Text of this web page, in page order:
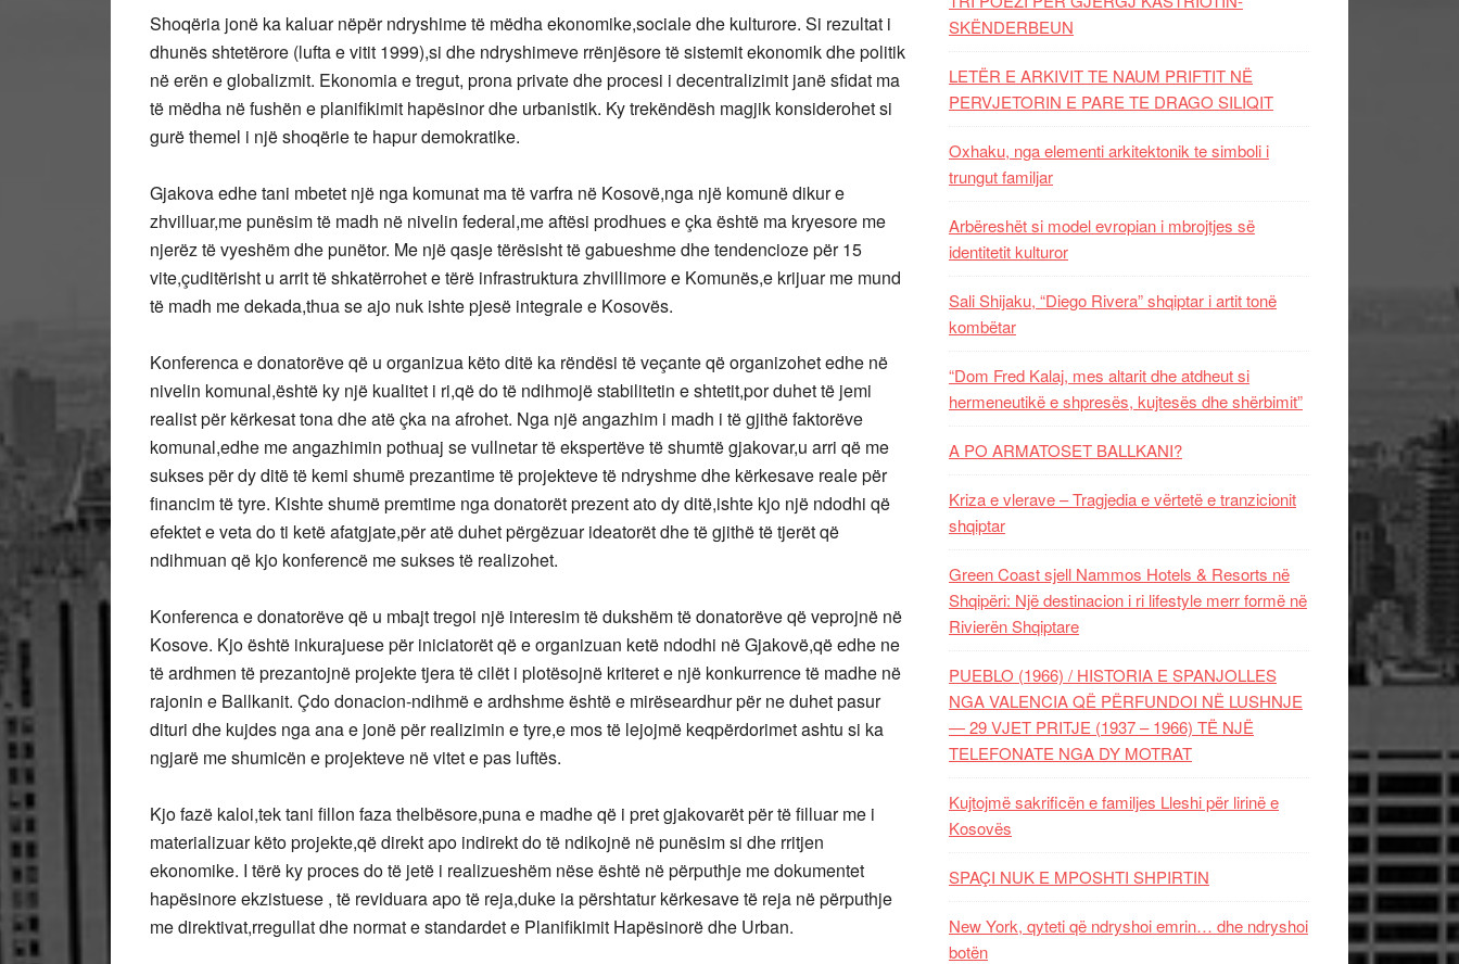
Shoqëria jonë ka kaluar nëpër ndryshime të mëdha ekonomike,sociale dhe kulturore. Si rezultat i
dhunës shtetërore (lufta e vitit 1999),si dhe ndryshimeve rrënjësore të sistemit ekonomik dhe politik
në erën e globalizmit. Ekonomia e tregut, prona private dhe procesi i decentralizimit janë sfidat ma
të mëdha në fushën e planifikimit hapësinor dhe urbanistik. Ky trekëndësh magjik konsiderohet si
gurë themel i një shoqërie te hapur demokratike.
Gjakova edhe tani mbetet një nga komunat ma të varfra në Kosovë,nga një komunë dikur e
zhvilluar,me punësim të madh në nivelin federal,me aftësi prodhues e çka është ma kryesore me
njerëz të vyeshëm dhe punëtor. Me një qasje tërësisht të gabueshme dhe tendencioze për 15
vite,çuditërisht u arrit të shkatërrohet e tërë infrastruktura zhvillimore e Komunës,e krijuar me mund
të madh me dekada,thua se ajo nuk ishte pjesë integrale e Kosovës.
Konferenca e donatorëve që u organizua këto ditë ka rëndësi të veçante që organizohet edhe në
nivelin komunal,është ky një kualitet i ri,që do të ndihmojë stabilitetin e shtetit,por duhet të jemi
realist për kërkesat tona dhe atë çka na afrohet. Nga një angazhim i madh i të gjithë faktorëve
komunal,edhe me angazhimin pothuaj se vullnetar të ekspertëve të shumtë gjakovar,u arri që me
sukses për dy ditë të kemi shumë prezantime të projekteve të ndryshme dhe kërkesave reale për
financim të tyre. Kishte shumë premtime nga donatorët prezent ato dy ditë,ishte kjo një ndodhi që
efektet e veta do ti ketë afatgjate,për atë duhet përgëzuar ideatorët dhe të gjithë të tjerët që
ndihmuan që kjo konferencë me sukses të realizohet.
Konferenca e donatorëve që u mbajt tregoi një interesim të dukshëm të donatorëve që veprojnë në
Kosove. Kjo është inkurajuese për iniciatorët që e organizuan ketë ndodhi në Gjakovë,që edhe ne
të ardhmen të prezantojnë projekte tjera të cilët i plotësojnë kriteret e një konkurrence të madhe në
rajonin e Ballkanit. Çdo donacion-ndihmë e ardhshme është e mirëseardhur për ne duhet pasur
dituri dhe kujdes nga ana e jonë për realizimin e tyre,e mos të lejojmë keqpërdorimet ashtu si ka
ngjarë me shumicën e projekteve në vitet e pas luftës.
Kjo fazë kaloi,tek tani fillon faza thelbësore,puna e madhe që i pret gjakovarët për të filluar me i
materializuar këto projekte,që direkt apo indirekt do të ndikojnë në punësim si dhe rritjen
ekonomike. I tërë ky proces do të jetë i realizueshëm nëse është në përputhje me dokumentet
hapësinore ekzistuese , të reviduara apo të reja,duke ia përshtatur kërkesave të reja në përputhje
me direktivat,rregullat dhe normat e standardet e Planifikimit Hapësinorë dhe Urban.
SKËNDERBEUN
LETËR E ARKIVIT TE NAUM PRIFTIT NË
PERVJETORIN E PARE TE DRAGO SILIQIT
Oxhaku, nga elementi arkitektonik te simboli i
trungut familjar
Arbëreshët si model evropian i mbrojtjes së
identitetit kulturor
Sali Shijaku, “Diego Rivera” shqiptar i artit tonë
kombëtar
“Dom Fred Kalaj, mes altarit dhe atdheut si
hermeneutikë e shpresës, kujtesës dhe shërbimit”
A PO ARMATOSET BALLKANI?
Kriza e vlerave – Tragjedia e vërtetë e tranzicionit
shqiptar
Green Coast sjell Nammos Hotels & Resorts në
Shqipëri: Një destinacion i ri lifestyle merr formë në
Rivierën Shqiptare
PUEBLO (1966) / HISTORIA E SPANJOLLES
NGA VALENCIA QË PËRFUNDOI NË LUSHNJE
— 29 VJET PRITJE (1937 – 1966) TË NJË
TELEFONATE NGA DY MOTRAT
Kujtojmë sakrificën e familjes Lleshi për lirinë e
Kosovës
SPAÇI NUK E MPOSHTI SHPIRTIN
New York, qyteti që ndryshoi emrin… dhe ndryshoi
botën